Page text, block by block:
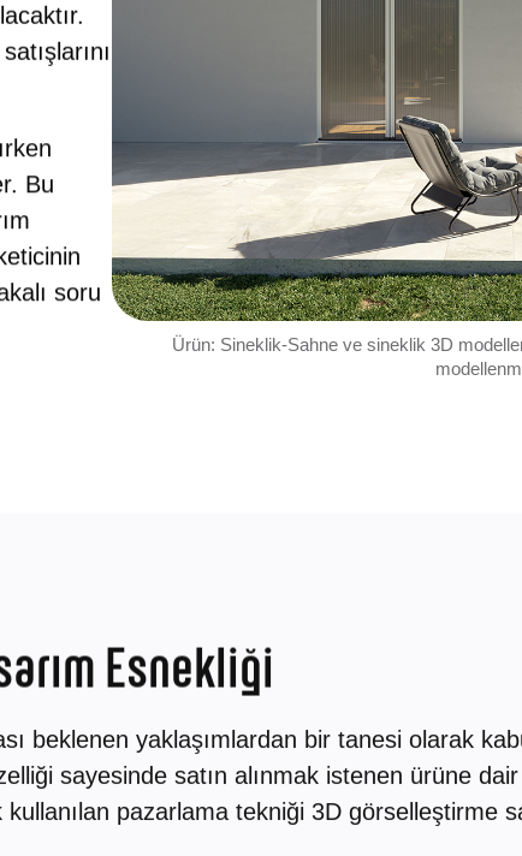
Bu
soru
Ürün: Sineklik-Sahne ve sineklik 3D
Esnekliği
beklenen yaklaşımlardan bir tanesi olarak
sayesinde satın alınmak istenen ürüne
pazarlama tekniği 3D görselleştirme